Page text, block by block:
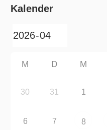
Kalender
M D M
30 31 1
6 7 8